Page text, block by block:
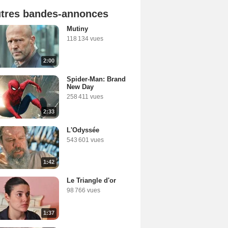
bandes-annonces
2:00
Mutiny
118 134 vues
2:33
Spider-Man: Brand
New Day
258 411 vues
1:42
L'Odyssée
543 601 vues
1:37
Le Triangle d'or
98 766 vues